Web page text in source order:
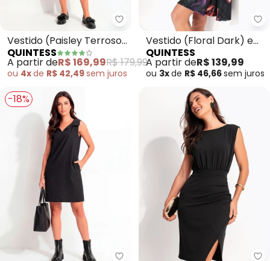
Quintess - Vestido (Paisley
Vestido (Paisley Terroso)
em Malha Fria
QUINTESS
A partir deR$ 169,99R$ 179,99
ou 4xde R$ 42,49sem juros
Vestido (Floral Dark) em
Malha Texturizada
QUINTESS
A partir deR$ 139,99
ou 3xde R$ 46,66sem juros
-18%